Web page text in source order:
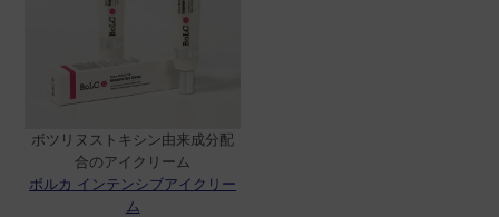
ボツリヌストキシン由来成分配
合のアイクリーム
ボルカ インテンシブアイクリー
ム